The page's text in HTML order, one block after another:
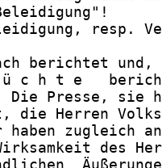
resp.
berichtet
c h t e
Die Presse, sie
die Herren
haben zugleich
des